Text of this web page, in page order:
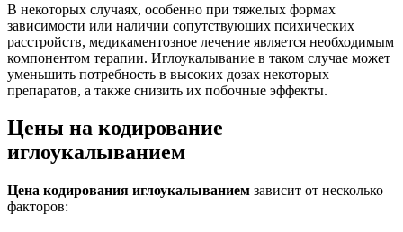
В некоторых случаях, особенно при тяжелых формах
зависимости или наличии сопутствующих психических
расстройств, медикаментозное лечение является необходимым
компонентом терапии. Иглоукалывание в таком случае может
уменьшить потребность в высоких дозах некоторых
препаратов, а также снизить их побочные эффекты.
Цены на кодирование
иглоукалыванием
Цена кодирования иглоукалыванием зависит от несколько
факторов: